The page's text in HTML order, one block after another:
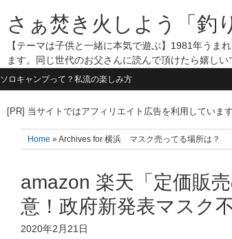
さぁ焚き火しよう「釣
【テーマは子供と一緒に本気で遊ぶ】1981年うま
ます。同じ世代のお父さんに読んで頂けたら嬉し
ソロキャンプって？私流の楽しみ方
[PR] 当サイトではアフィリエイト広告を利用しています
Home » Archives for 横浜 マスク売ってる場所は？
amazon 楽天「定価販
意！政府新発表マスク
2020年2月21日